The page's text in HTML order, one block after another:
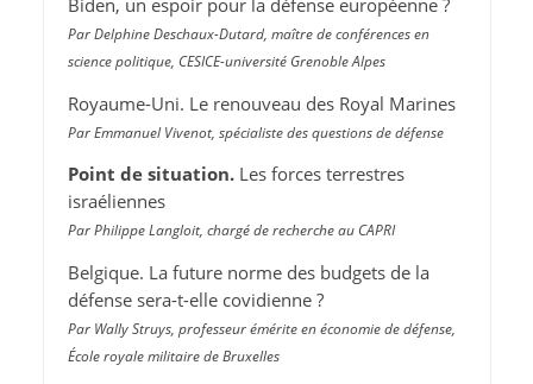
Biden, un espoir pour la défense européenne ?
Par Delphine Deschaux-Dutard, maître de conférences en
science politique, CESICE-université Grenoble Alpes
Royaume-Uni. Le renouveau des Royal Marines
Par Emmanuel Vivenot, spécialiste des questions de défense
Point de situation.Les forces terrestres
israéliennes
Par Philippe Langloit, chargé de recherche au CAPRI
Belgique. La future norme des budgets de la
défense sera-t-elle covidienne ?
Par Wally Struys, professeur émérite en économie de défense,
École royale militaire de Bruxelles